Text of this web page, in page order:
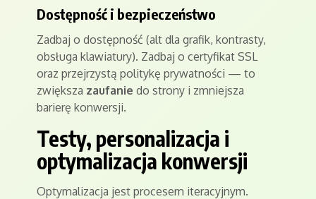
Dostępność i bezpieczeństwo
Zadbaj o dostępność (alt dla grafik, kontrasty,
obsługa klawiatury). Zadbaj o certyfikat SSL
oraz przejrzystą politykę prywatności — to
zwiększa zaufanie do strony i zmniejsza
barierę konwersji.
Testy, personalizacja i
optymalizacja konwersji
Optymalizacja jest procesem iteracyjnym.